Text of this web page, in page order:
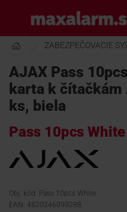
hlavnému
obsahu
www.maxalarm.sk
AKCIA MESIACA
PRODUKTY
ZABEZPEČOVACIE
AJAX Pass
karta k čítačkám
ks, biela
Pass 10pcs White
Obj. kód: Pass 10pcs White
EAN: 4820246099288